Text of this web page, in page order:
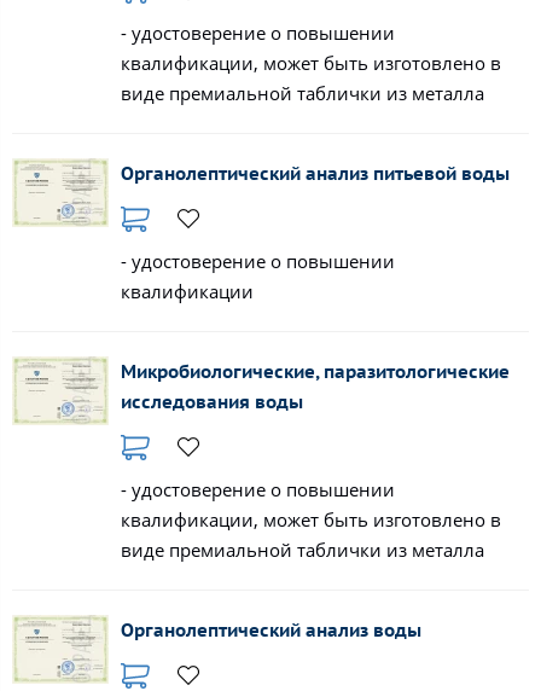
- удостоверение о повышении
квалификации, может быть изготовлено в
виде премиальной таблички из металла
Органолептический анализ питьевой воды
- удостоверение о повышении
квалификации
Микробиологические, паразитологические
исследования воды
- удостоверение о повышении
квалификации, может быть изготовлено в
виде премиальной таблички из металла
Органолептический анализ воды